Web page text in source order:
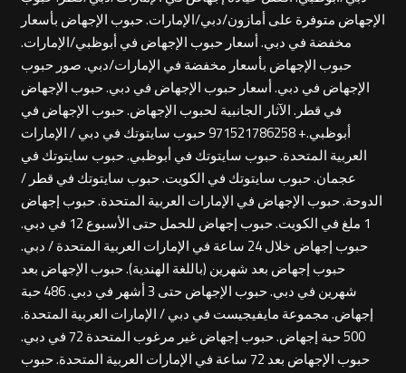
الإجهاض متوفرة على أمازون/دبي/الإمارات. حبوب الإجهاض بأسعار
مخفضة في دبي. أسعار حبوب الإجهاض في أبوظبي/الإمارات.
حبوب الإجهاض بأسعار مخفضة في الإمارات/دبي. صور حبوب
الإجهاض في دبي. أسعار حبوب الإجهاض في دبي. حبوب الإجهاض
في قطر. الآثار الجانبية لحبوب الإجهاض. حبوب الإجهاض في
أبوظبي.+ 971521786258 حبوب سايتوتك في دبي / الإمارات
العربية المتحدة. حبوب سايتوتك في أبوظبي. حبوب سايتوتك في
عجمان. حبوب سايتوتك في الكويت. حبوب سايتوتك في قطر /
الدوحة. حبوب الإجهاض في الإمارات العربية المتحدة. حبوب إجهاض
1 ملغ في الكويت. حبوب إجهاض للحمل حتى الأسبوع 12 في دبي.
حبوب إجهاض خلال 24 ساعة في الإمارات العربية المتحدة / دبي.
حبوب إجهاض بعد شهرين (باللغة الهندية). حبوب الإجهاض بعد
شهرين في دبي. حبوب الإجهاض حتى 3 أشهر في دبي. 486 حبة
إجهاض. مجموعة مايفيجيست في دبي / الإمارات العربية المتحدة.
500 حبة إجهاض. حبوب إجهاض غير مرغوب المتحدة 72 في دبي.
حبوب الإجهاض بعد 72 ساعة في الإمارات العربية المتحدة. حبوب